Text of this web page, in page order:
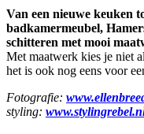
Van een nieuwe keuken
badkamermeubel,
schitteren met mooi
Met maatwerk kies je niet
het is ook nog eens voor
Fotografie:
styling: